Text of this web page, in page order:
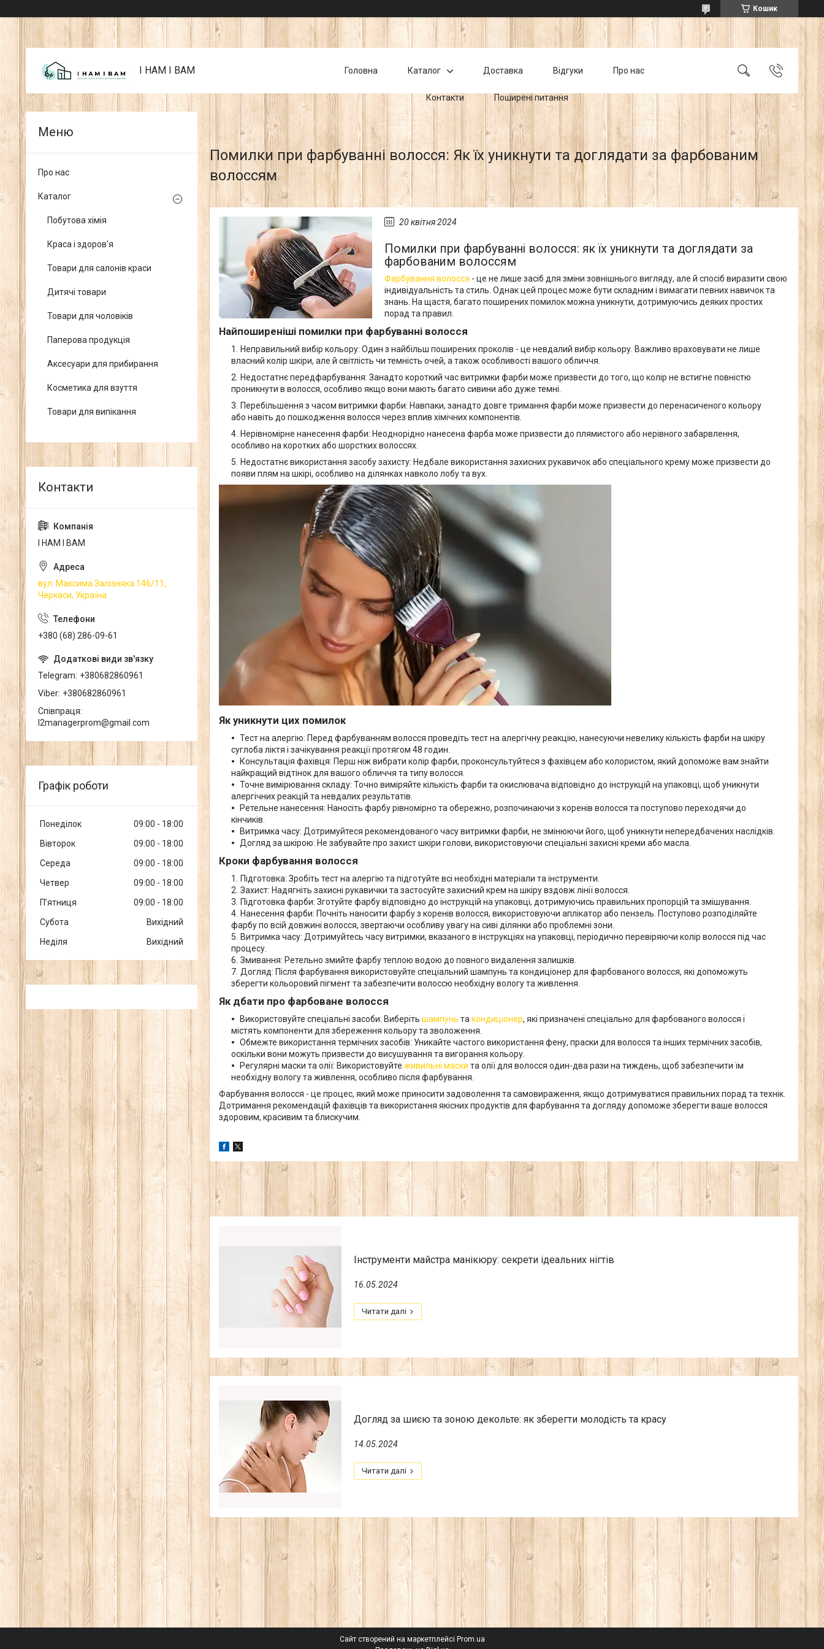
Кошик
I НАМ I ВАМ Головна Каталог Доставка Відгуки Про нас
Контакти Поширені питання
Помилки при фарбуванні волосся: Як їх уникнути та доглядати за фарбованим
волоссям
20 квітня 2024
Помилки при фарбуванні волосся: як їх уникнути та доглядати за
фарбованим волоссям
Фарбування волосся - це не лише засіб для зміни зовнішнього вигляду, але й спосіб виразити свою
індивідуальність та стиль. Однак цей процес може бути складним і вимагати певних навичок та
знань. На щастя, багато поширених помилок можна уникнути, дотримуючись деяких простих
порад та правил.
Найпоширеніші помилки при фарбуванні волосся
Неправильний вибір кольору: Один з найбільш поширених проколів - це невдалий вибір кольору. Важливо враховувати не лише
власний колір шкіри, але й світлість чи темність очей, а також особливості вашого обличчя.
Недостатнє передфарбування: Занадто короткий час витримки фарби може призвести до того, що колір не встигне повністю
проникнути в волосся, особливо якщо вони мають багато сивини або дуже темні.
Перебільшення з часом витримки фарби: Навпаки, занадто довге тримання фарби може призвести до перенасиченого кольору
або навіть до пошкодження волосся через вплив хімічних компонентів.
Нерівномірне нанесення фарби: Неоднорідно нанесена фарба може призвести до плямистого або нерівного забарвлення,
особливо на коротких або шорстких волоссях.
Недостатнє використання засобу захисту: Недбале використання захисних рукавичок або спеціального крему може призвести до
появи плям на шкірі, особливо на ділянках навколо лобу та вух.
Як уникнути цих помилок
Тест на алергію: Перед фарбуванням волосся проведіть тест на алергічну реакцію, нанесуючи невелику кількість фарби на шкіру
суглоба ліктя і зачікування реакції протягом 48 годин.
Консультація фахівця: Перш ніж вибрати колір фарби, проконсультуйтеся з фахівцем або колористом, який допоможе вам знайти
найкращий відтінок для вашого обличчя та типу волосся.
Точне вимірювання складу: Точно виміряйте кількість фарби та окислювача відповідно до інструкцій на упаковці, щоб уникнути
алергічних реакцій та невдалих результатів.
Ретельне нанесення: Наносіть фарбу рівномірно та обережно, розпочинаючи з коренів волосся та поступово переходячи до
кінчиків.
Витримка часу: Дотримуйтеся рекомендованого часу витримки фарби, не змінюючи його, щоб уникнути непередбачених наслідків.
Догляд за шкірою: Не забувайте про захист шкіри голови, використовуючи спеціальні захисні креми або масла.
Кроки фарбування волосся
Підготовка: Зробіть тест на алергію та підготуйте всі необхідні матеріали та інструменти.
Захист: Надягніть захисні рукавички та застосуйте захисний крем на шкіру вздовж лінії волосся.
Підготовка фарби: Зготуйте фарбу відповідно до інструкцій на упаковці, дотримуючись правильних пропорцій та змішування.
Нанесення фарби: Почніть наносити фарбу з коренів волосся, використовуючи аплікатор або пензель. Поступово розподіляйте
фарбу по всій довжині волосся, звертаючи особливу увагу на сиві ділянки або проблемні зони.
Витримка часу: Дотримуйтесь часу витримки, вказаного в інструкціях на упаковці, періодично перевіряючи колір волосся під час
процесу.
Змивання: Ретельно змийте фарбу теплою водою до повного видалення залишків.
Догляд: Після фарбування використовуйте спеціальний шампунь та кондиціонер для фарбованого волосся, які допоможуть
зберегти кольоровий пігмент та забезпечити волоссю необхідну вологу та живлення.
Як дбати про фарбоване волосся
Використовуйте спеціальні засоби: Виберіть шампунь та кондиціонер, які призначені спеціально для фарбованого волосся і
містять компоненти для збереження кольору та зволоження.
Обмежте використання термічних засобів: Уникайте частого використання фену, праски для волосся та інших термічних засобів,
оскільки вони можуть призвести до висушування та вигорання кольору.
Регулярні маски та олії: Використовуйте живильні маски та олії для волосся один-два рази на тиждень, щоб забезпечити їм
необхідну вологу та живлення, особливо після фарбування.
Фарбування волосся - це процес, який може приносити задоволення та самовираження, якщо дотримуватися правильних порад та технік.
Дотримання рекомендацій фахівців та використання якісних продуктів для фарбування та догляду допоможе зберегти ваше волосся
здоровим, красивим та блискучим.
Інструменти майстра манікюру: секрети ідеальних нігтів
16.05.2024
Догляд за шиєю та зоною декольте: як зберегти молодість та красу
14.05.2024
Про нас
Каталог
Побутова хімія
Краса і здоров'я
Товари для салонів краси
Дитячі товари
Товари для чоловіків
Паперова продукція
Аксесуари для прибирання
Косметика для взуття
Товари для випікання
І НАМ І ВАМ
вул. Максима Залізняка 146/11,
Черкаси, Україна
+380 (68) 286-09-61
Telegram +380682860961
Viber +380682860961
Співпраця
l2managerprom@gmail.com
Графік роботи
Понеділок 09:00
18:00
Вівторок
09:00
18:00
Середа
09:00
18:00
Четвер
09:00
18:00
Пʼятниця
09:00
18:00
Субота
Вихідний
Неділя
Вихідний
Сайт створений на маркетплейсі Prom.ua